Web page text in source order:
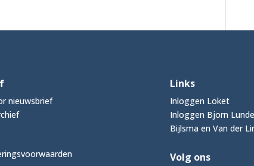
nieuwsbrief
Links
Inloggen Loket
Inloggen Bjorn
Bijlsma en Van der
Volg ons